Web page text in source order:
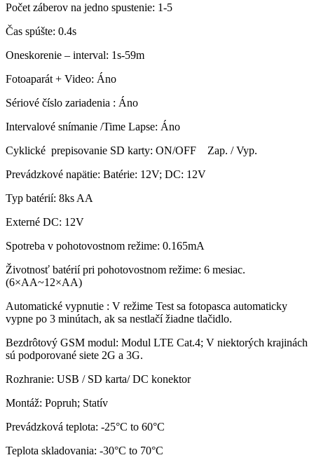
Počet záberov na jedno spustenie: 1-5
Čas spúšte: 0.4s
Oneskorenie – interval: 1s-59m
Fotoaparát + Video: Áno
Sériové číslo zariadenia : Áno
Intervalové snímanie /Time Lapse: Áno
Cyklické prepisovanie SD karty: ON/OFF Zap. / Vyp.
Prevádzkové napätie: Batérie: 12V; DC: 12V
Typ batérií: 8ks AA
Externé DC: 12V
Spotreba v pohotovostnom režime: 0.165mA
Životnosť batérií pri pohotovostnom režime: 6 mesiac.
(6×AA~12×AA)
Automatické vypnutie : V režime Test sa fotopasca automaticky
vypne po 3 minútach, ak sa nestlačí žiadne tlačidlo.
Bezdrôtový GSM modul: Modul LTE Cat.4; V niektorých krajinách
sú podporované siete 2G a 3G.
Rozhranie: USB / SD karta/ DC konektor
Montáž: Popruh; Statív
Prevádzková teplota: -25°C to 60°C
Teplota skladovania: -30°C to 70°C